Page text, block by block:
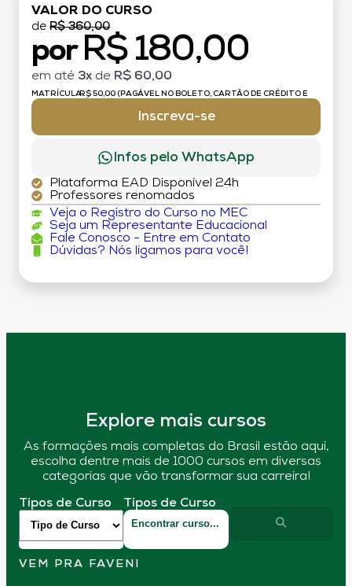
VALOR DO CURSO
de R$ 360,00
por R$ 180,00
em até 3x de R$ 60,00
MATRÍCULA:R$ 50,00 (PAGÁVEL NO BOLETO, CARTÃO DE CRÉDITO E
Inscreva-se
Infos pelo WhatsApp
Plataforma EAD Disponível 24h
Professores renomados
Veja o Registro do Curso no MEC
Seja um Representante Educacional
Fale Conosco - Entre em Contato
Dúvidas? Nós ligamos para você!
Explore mais cursos
As formações mais completas do Brasil estão aqui,
escolha dentre mais de 1000 cursos em diversas
categorias que vão transformar sua carreira!
Tipos de Curso Tipos de Curso
VEM PRA FAVENI